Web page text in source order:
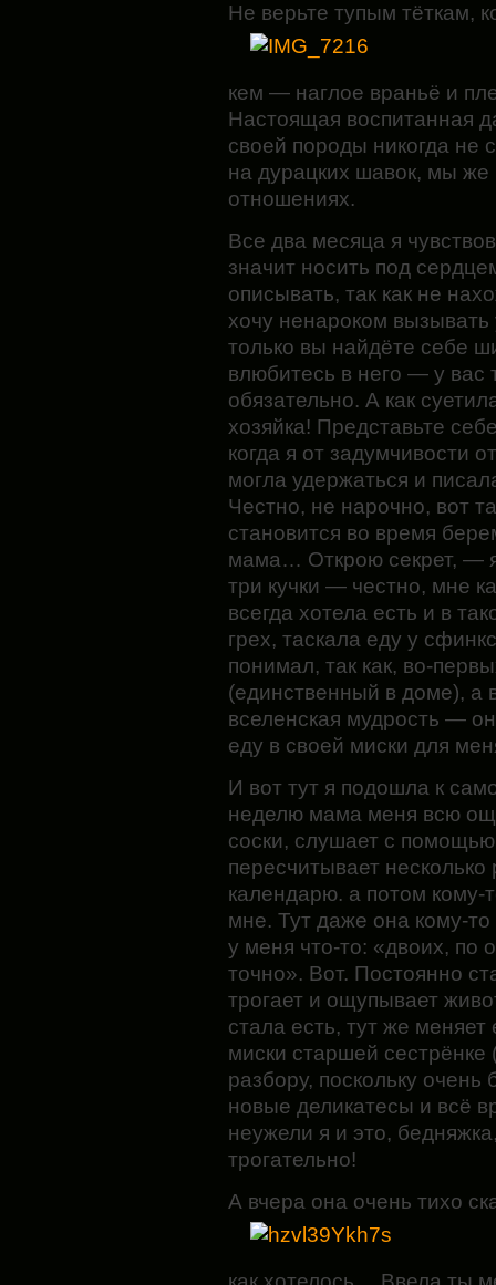
Не верьте тупым тёткам,
кем — наглое враньё и
Настоящая воспитанная
своей породы никогда не
на дурацких шавок, мы же
отношениях.
Все два месяца я
значит носить под
описывать, так как не
хочу ненароком вызывать
только вы найдёте себе
влюбитесь в него — у вас
обязательно. А как
хозяйка! Представьте
когда я от задумчивости
могла удержаться и
Честно, не нарочно, вот
становится во время
мама… Открою секрет, —
три кучки — честно, мне
всегда хотела есть и в
грех, таскала еду у
понимал, так как, во-
(единственный в доме), а
вселенская мудрость —
еду в своей миски для
И вот тут я подошла к
неделю мама меня всю
соски, слушает с помощью
пересчитывает
календарю. а потом кому-
мне. Тут даже она кому-
у меня что-то: «двоих, по
точно». Вот. Постоянно
трогает и ощупывает
стала есть, тут же
миски старшей сестрёнке
разбору, поскольку
новые деликатесы и всё
неужели я и это,
трогательно!
А вчера она очень тихо